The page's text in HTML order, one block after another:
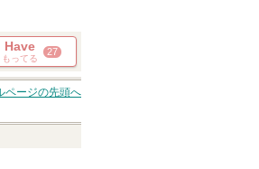
Have
もってる
27
ページの先頭へ